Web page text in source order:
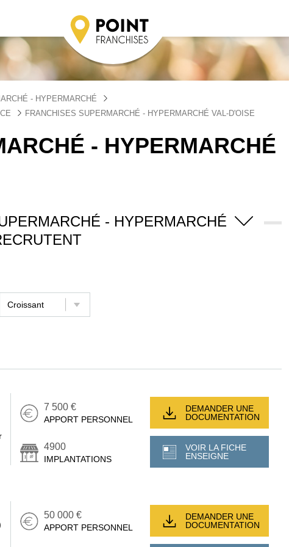
- HYPERMARCHÉ
FRANCHISES SUPERMARCHÉ - HYPERMARCHÉ VAL-D'OISE
- HYPERMARCHÉ
- HYPERMARCHÉ
7 500 €
APPORT PERSONNEL
4900
IMPLANTATIONS
DEMANDER UNE
DOCUMENTATION
VOIR LA FICHE
ENSEIGNE
50 000 €
APPORT PERSONNEL
DEMANDER UNE
DOCUMENTATION